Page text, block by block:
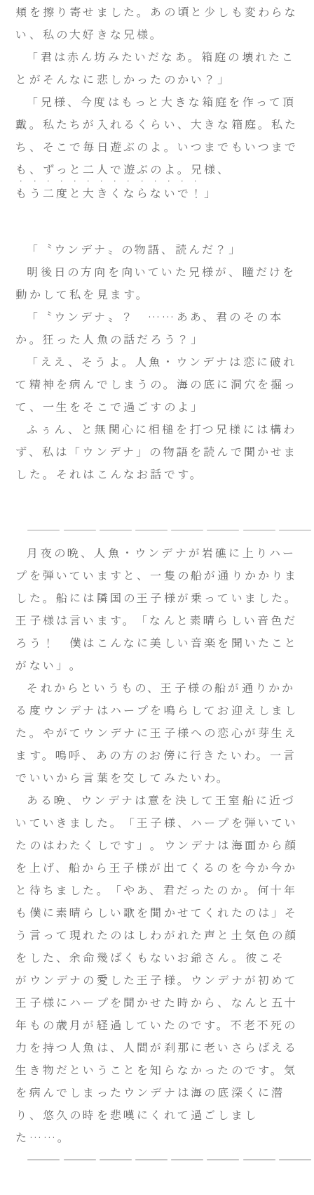
頬を擦り寄せました。あの頃と少しも変わらな
い、私の大好きな兄様。
「君は赤ん坊みたいだなあ。箱庭の壊れたこ
とがそんなに悲しかったのかい？」
「兄様、今度はもっと大きな箱庭を作って頂
戴。私たちが入れるくらい、大きな箱庭。私た
ち、そこで毎日遊ぶのよ。いつまでもいつまで
も、ずっと二人で遊ぶのよ。兄様、
もう二度と大きくならないで！
・・・・・・・・・・・・・・
」
「〝ウンデナ〟の物語、読んだ？」
明後日の方向を向いていた兄様が、瞳だけを
動かして私を見ます。
「〝ウンデナ〟？ ……ああ、君のその本
か。狂った人魚の話だろう？」
「ええ、そうよ。人魚・ウンデナは恋に破れ
て精神を病んでしまうの。海の底に洞穴を掘っ
て、一生をそこで過ごすのよ」
ふぅん、と無関心に相槌を打つ兄様には構わ
ず、私は「ウンデナ」の物語を読んで聞かせま
した。それはこんなお話です。
月夜の晩、人魚・ウンデナが岩礁に上りハー
プを弾いていますと、一隻の船が通りかかりま
した。船には隣国の王子様が乗っていました。
王子様は言います。「なんと素晴らしい音色だ
ろう！ 僕はこんなに美しい音楽を聞いたこと
がない」。
それからというもの、王子様の船が通りかか
る度ウンデナはハープを鳴らしてお迎えしまし
た。やがてウンデナに王子様への恋心が芽生え
ます。嗚呼、あの方のお傍に行きたいわ。一言
でいいから言葉を交してみたいわ。
ある晩、ウンデナは意を決して王室船に近づ
いていきました。「王子様、ハープを弾いてい
たのはわたくしです」。ウンデナは海面から顔
を上げ、船から王子様が出てくるのを今か今か
と待ちました。「やあ、君だったのか。何十年
も僕に素晴らしい歌を聞かせてくれたのは」そ
う言って現れたのはしわがれた声と土気色の顔
をした、余命幾ばくもないお爺さん。彼こそ
がウンデナの愛した王子様。ウンデナが初めて
王子様にハープを聞かせた時から、なんと五十
年もの歳月が経過していたのです。不老不死の
力を持つ人魚は、人間が刹那に老いさらばえる
生き物だということを知らなかったのです。気
を病んでしまったウンデナは海の底深くに潜
り、悠久の時を悲嘆にくれて過ごしまし
た……。